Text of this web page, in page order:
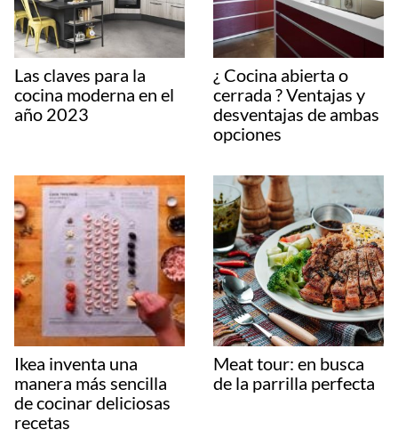
Las claves para la
cocina moderna en el
año 2023
¿ Cocina abierta o
cerrada ? Ventajas y
desventajas de ambas
opciones
Ikea inventa una
manera más sencilla
de cocinar deliciosas
recetas
Meat tour: en busca
de la parrilla perfecta